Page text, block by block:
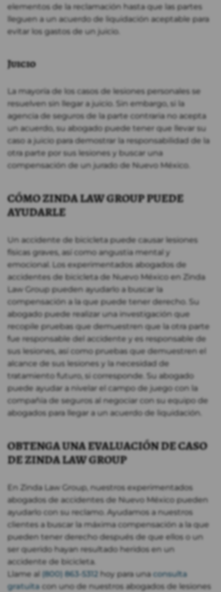
elementos de la reclamación hasta que las partes
lleguen a un acuerdo de liquidación aceptable para
evitar los gastos de un juicio.
Juicio
La mayoría de los casos de lesiones personales se
resuelven sin llegar a juicio. Sin embargo, si la
agencia de seguros de la parte contraria no acepta
un acuerdo, su abogado puede tener que llevar su
caso a juicio para demostrar la responsabilidad de la
otra parte por sus lesiones y buscar una
compensación de un jurado de Nuevo México.
CÓMO ZINDA LAW GROUP PUEDE
AYUDARLE
Un accidente de bicicleta puede causar lesiones
físicas graves, así como angustia mental y
emocional. Los experimentados abogados de
accidentes de bicicleta de Nuevo México en Zinda
Law Group pueden ayudarlo a buscar la
compensación a la que puede tener derecho. Su
abogado puede realizar una investigación que
recopile pruebas que demuestren que la otra parte
fue responsable del accidente y es responsable de
sus lesiones, así como pruebas que demuestren el
alcance de sus lesiones y la necesidad de
tratamiento futuro, si corresponde. Su abogado
puede ayudar a nivelar el campo de juego con la
compañía de seguros al negociar con su equipo de
abogados para llegar a un acuerdo de liquidación.
OBTENGA UNA EVALUACIÓN DE CASO
DE ZINDA LAW GROUP
En Zinda Law Group, nuestros experimentados
abogados de accidentes de Nuevo México pueden
ayudarlo con su reclamo. Ayudamos a nuestros
clientes a buscar la máxima compensación a la que
pueden tener derecho después de que ellos o un
ser querido hayan resultado heridos en un
accidente de bicicleta.
Llame al (800) 863-5312 hoy para unaconsulta
gratuita con uno de nuestros abogados de lesiones